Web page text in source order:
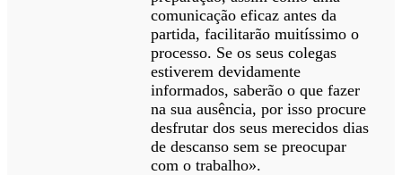
comunicação eficaz antes da
partida, facilitarão muitíssimo o
processo. Se os seus colegas
estiverem devidamente
informados, saberão o que fazer
na sua ausência, por isso procure
desfrutar dos seus merecidos dias
de descanso sem se preocupar
com o trabalho».